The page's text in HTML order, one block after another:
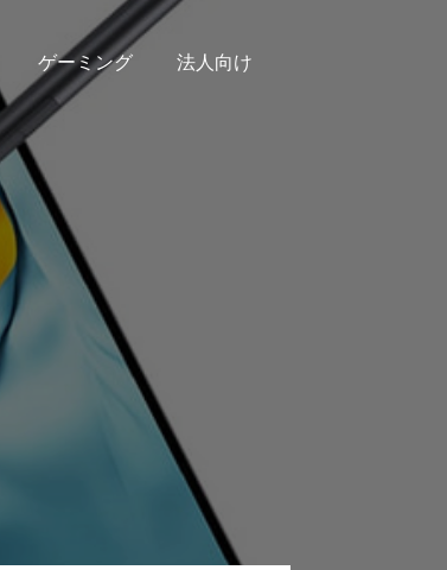
ゲーミング 法人向け